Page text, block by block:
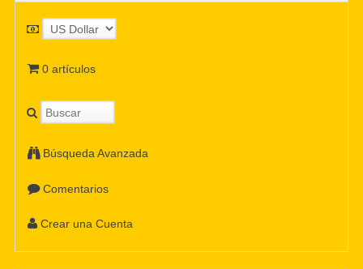
0 artículos
Búsqueda Avanzada
Comentarios
Crear una Cuenta